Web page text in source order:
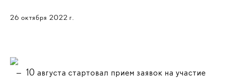
26 октября 2022 г.
— 10 августа стартовал прием заявок на участие